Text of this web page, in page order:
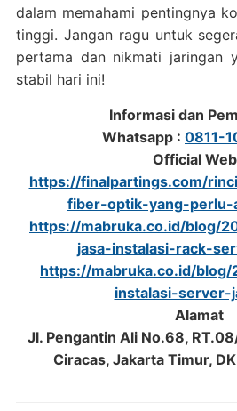
dalam memahami pentingnya
tinggi. Jangan ragu untuk
pertama dan nikmati jaringan
stabil hari ini!
Informasi dan
Whatsapp : 0811-
Official
https://finalpartings.com/
fiber-optik-yang-perlu-
https://mabruka.co.id/blog/
jasa-instalasi-rack-
https://mabruka.co.id/
instalasi-server-
Alamat
Jl. Pengantin Ali No.68,
Ciracas, Jakarta Timur,